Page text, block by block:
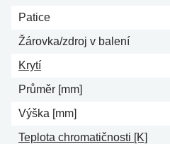
Patice
Žárovka/zdroj v balení
Krytí
Průměr [mm]
Výška [mm]
Teplota chromatičnosti [K]